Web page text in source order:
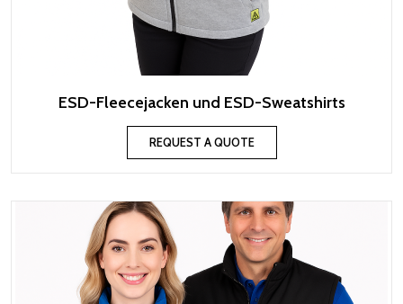
ESD-Fleecejacken und ESD-Sweatshirts
REQUEST A QUOTE